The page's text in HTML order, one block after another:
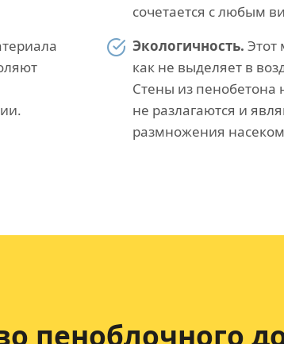
сочетается с любым
Экологичность. Этот
как не выделяет в
Стены из
не разлагаются и
размножения
пеноблочного